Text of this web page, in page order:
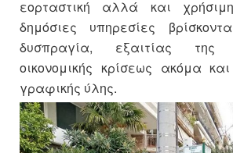
εορταστική αλλά και
δημόσιες υπηρεσίες
δυσπραγία, εξαιτίας της
οικονομικής κρίσεως ακόμα
γραφικής ύλης.